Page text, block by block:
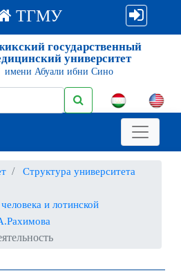
ТГМУ
государственный
университет
имени Абуали ибни Сино
Структура университета
и лотинской